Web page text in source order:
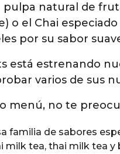
pulpa natural de
o el Chai
por su sabor
está estrenando
varios de sus
menú, no te
familia de sabores
milk tea, thai milk tea